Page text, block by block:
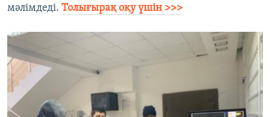
мәлімдеді. Толығырақ оқу үшін >>>